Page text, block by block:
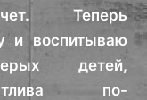
Теперь
и воспитываю
детей,
по-